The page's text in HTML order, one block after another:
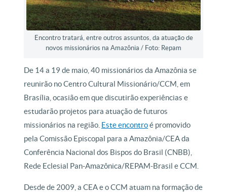
Encontro tratará, entre outros assuntos, da atuação de
novos missionários na Amazônia / Foto: Repam
De 14 a 19 de maio, 40 missionários da Amazônia se
reunirão no Centro Cultural Missionário/CCM, em
Brasília, ocasião em que discutirão experiências e
estudarão projetos para atuação de futuros
missionários na região. Este encontroé promovido
pela Comissão Episcopal para a Amazônia/CEA da
Conferência Nacional dos Bispos do Brasil (CNBB),
Rede Eclesial Pan-Amazônica/REPAM-Brasil e CCM.
Desde de 2009, a CEA e o CCM atuam na formação de